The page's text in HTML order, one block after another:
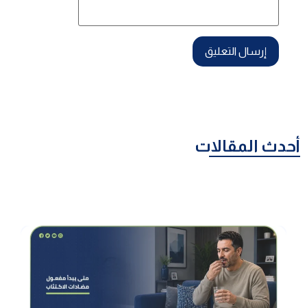
أحدث المقالات